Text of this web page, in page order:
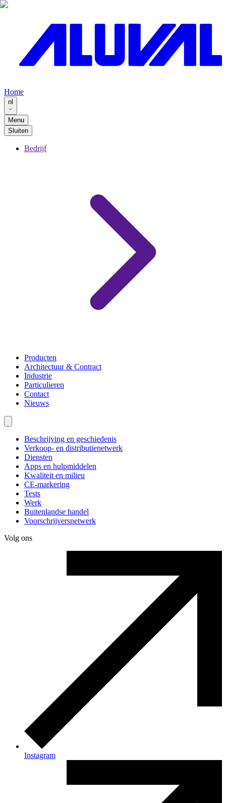
Home
nl
Menu
Sluiten
Bedrijf
Producten
Architectuur & Contract
Industrie
Particulieren
Contact
Nieuws
Beschrijving en geschiedenis
Verkoop- en distributienetwerk
Diensten
Apps en hulpmiddelen
Kwaliteit en milieu
CE-markering
Tests
Werk
Buitenlandse handel
Voorschrijversnetwerk
Volg ons
Instagram